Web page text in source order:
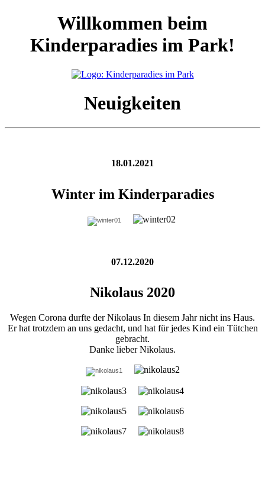
Willkommen beim
Kinderparadies im Park!
Neuigkeiten
18.01.2021
Winter im Kinderparadies
07.12.2020
Nikolaus 2020
Wegen Corona durfte der Nikolaus In diesem Jahr nicht ins Haus.
Er hat trotzdem an uns gedacht, und hat für jedes Kind ein Tütchen
gebracht.
Danke lieber Nikolaus.